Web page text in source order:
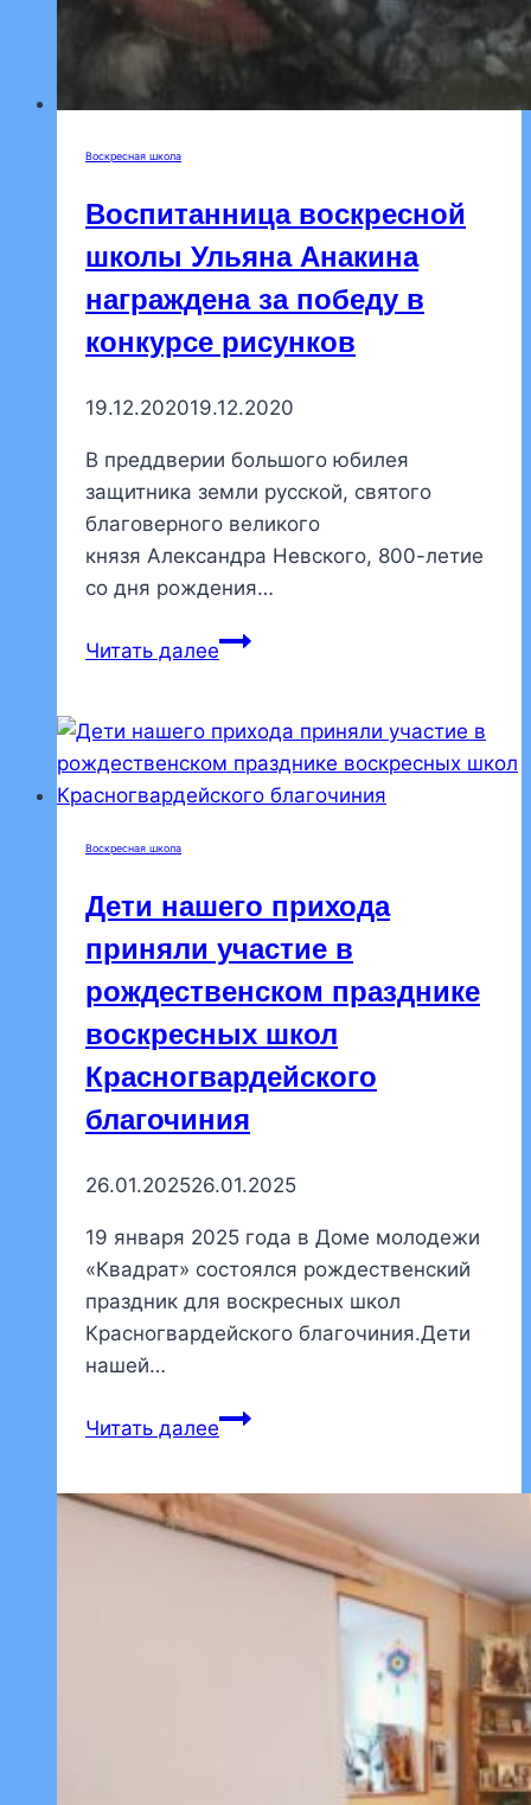
Воскресная школа
Воспитанница воскресной
школы Ульяна Анакина
награждена за победу в
конкурсе рисунков
19.12.202019.12.2020
В преддверии большого юбилея
защитника земли русской, святого
благоверного великого
князя Александра Невского, 800-летие
со дня рождения…
Читать далееВоспитанница
Ульяна
Анакина
награждена
конкурсе
рисунков
Воскресная школа
Дети нашего прихода
приняли участие в
рождественском празднике
воскресных школ
Красногвардейского
благочиния
26.01.202526.01.2025
19 января 2025 года в Доме молодежи
«Квадрат» состоялся рождественский
праздник для воскресных школ
Красногвардейского благочиния.Дети
нашей…
Читать далееДети
приняли
участие
рождественском
Красногвардейского